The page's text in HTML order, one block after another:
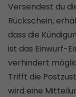
Versendest du
Rückschein,
dass die
ist das Einwurf-
verhindert
Trifft die
wird eine